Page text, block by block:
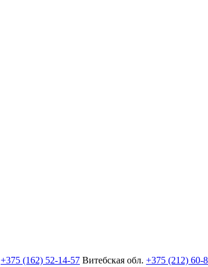
+375 (162) 52-14-57 Витебская обл. +375 (212) 60-